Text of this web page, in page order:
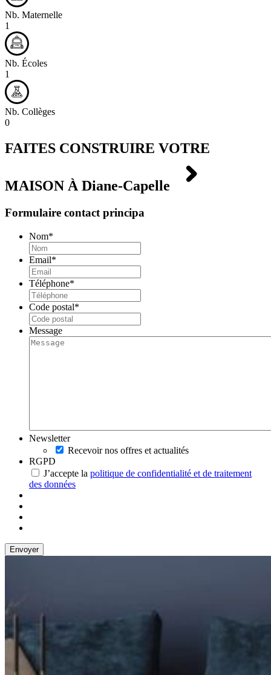
Nb. Maternelle
1
Nb. Écoles
1
Nb. Collèges
0
FAITES CONSTRUIRE VOTRE
MAISON À Diane-Capelle
Formulaire contact principa
Nom*
Email*
Téléphone*
Code postal*
Message
Newsletter
Recevoir nos offres et actualités
RGPD
J’accepte la politique de confidentialité et de traitement
des données